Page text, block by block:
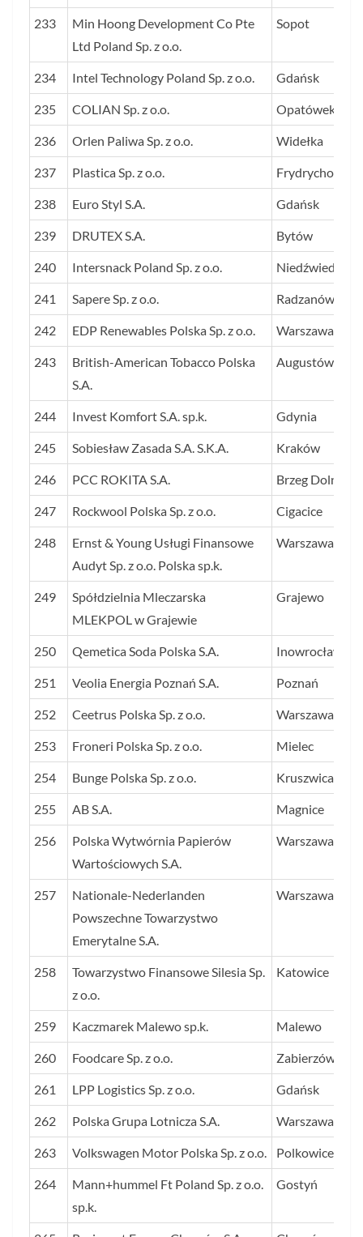
233
Min Hoong Development Co Pte
Ltd Poland Sp. z o.o.
Sopot
234 Intel Technology Poland Sp. z o.o. Gdańsk
235 COLIAN Sp. z o.o. Opatówek
236 Orlen Paliwa Sp. z o.o. Widełka
237 Plastica Sp. z o.o. Frydrychowo
238 Euro Styl S.A. Gdańsk
239 DRUTEX S.A. Bytów
240 Intersnack Poland Sp. z o.o. Niedźwiedź
241 Sapere Sp. z o.o. Radzanów
242 EDP Renewables Polska Sp. z o.o. Warszawa
243
British-American Tobacco Polska
S.A.
Augustów
244 Invest Komfort S.A. sp.k. Gdynia
245 Sobiesław Zasada S.A. S.K.A. Kraków
246 PCC ROKITA S.A. Brzeg Dolny
247 Rockwool Polska Sp. z o.o. Cigacice
248
Ernst & Young Usługi Finansowe
Audyt Sp. z o.o. Polska sp.k.
Warszawa
249
Spółdzielnia Mleczarska
MLEKPOL w Grajewie
Grajewo
250 Qemetica Soda Polska S.A. Inowrocław
251 Veolia Energia Poznań S.A. Poznań
252 Ceetrus Polska Sp. z o.o. Warszawa
253 Froneri Polska Sp. z o.o. Mielec
254 Bunge Polska Sp. z o.o. Kruszwica
255 AB S.A. Magnice
256
Polska Wytwórnia Papierów
Wartościowych S.A.
Warszawa
257
Nationale-Nederlanden
Powszechne Towarzystwo
Emerytalne S.A.
Warszawa
258
Towarzystwo Finansowe Silesia Sp.
z o.o.
Katowice
259 Kaczmarek Malewo sp.k. Malewo
260 Foodcare Sp. z o.o. Zabierzów
261 LPP Logistics Sp. z o.o. Gdańsk
262 Polska Grupa Lotnicza S.A. Warszawa
263 Volkswagen Motor Polska Sp. z o.o. Polkowice
264
Mann+hummel Ft Poland Sp. z o.o.
sp.k.
Gostyń